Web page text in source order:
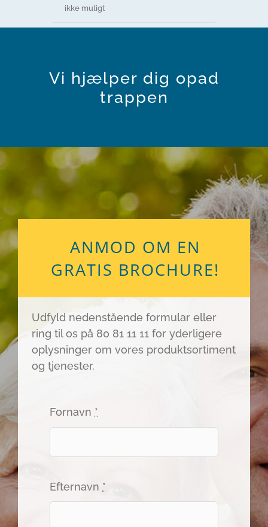
ikke muligt
Vi hjælper dig opad
trappen
ANMOD OM EN
GRATIS BROCHURE!
Udfyld nedenstående formular eller
ring til os på 80 81 11 11 for yderligere
oplysninger om vores produktsortiment
og tjenester.
Fornavn *
Efternavn *